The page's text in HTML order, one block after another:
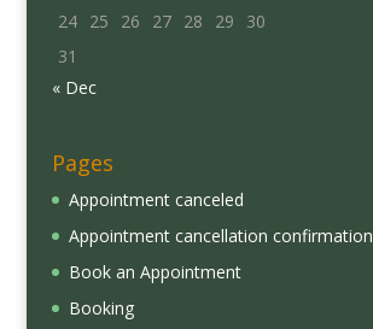
24
25 26 27 28 29
30
31
« Dec
Pages
Appointment canceled
Appointment cancellation confirmation
Book an Appointment
Booking